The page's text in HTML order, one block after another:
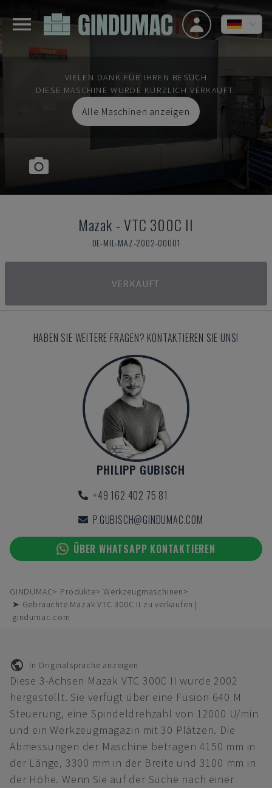
VIELEN DANK FÜR IHREN BESUCH
DIESE MASCHINE WURDE KÜRZLICH VERKAUFT.
Alle Maschinen anzeigen
Mazak -VTC 300C II
DE-MIL-MAZ-2002-00001
VERKAUFT
HABEN SIE WEITERE FRAGEN? KONTAKTIEREN SIE UNS!
PHILIPP GUBISCH
+49 162 402 75 81
P.GUBISCH@GINDUMAC.COM
ÜBER WHATSAPP KONTAKTIEREN
GINDUMAC Produkte
Werkzeugmaschinen
➤ Gebrauchte Mazak VTC 300C II zu verkaufen |
gindumac.com
In Originalsprache anzeigen
Diese 3-Achsen Mazak VTC 300C II wurde 2002
hergestellt. Sie verfügt über eine Fusion 640 M
Steuerung, eine Spindeldrehzahl von 12000 U/min
und ein Werkzeugmagazin mit 30 Plätzen. Die
Abmessungen der Maschine betragen 4150 mm in
der Länge, 3300 mm in der Breite und 3100 mm in
der Höhe. Wenn Sie auf der Suche nach einer